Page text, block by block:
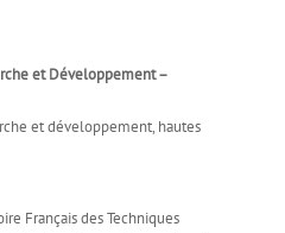
et Développement –
et développement, hautes
Français des Techniques